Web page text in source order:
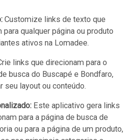
Customize links de texto que
para qualquer página ou produto
ativos na Lomadee.
links que direcionam para o
busca do Buscapé e Bondfaro,
seu layout ou conteúdo.
Este aplicativo gera links
para a página de busca de
ou para a página de um produto,